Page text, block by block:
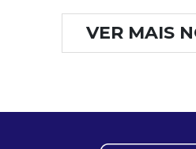
VER MAIS